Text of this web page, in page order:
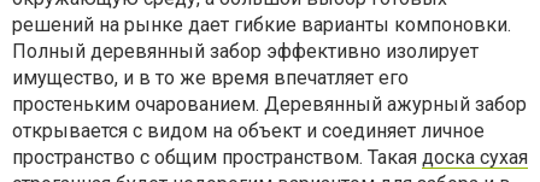
решений на рынке дает гибкие варианты компоновки.
Полный деревянный забор эффективно изолирует
имущество, и в то же время впечатляет его
простеньким очарованием. Деревянный ажурный забор
открывается с видом на объект и соединяет личное
пространство с общим пространством. Такая доска сухая